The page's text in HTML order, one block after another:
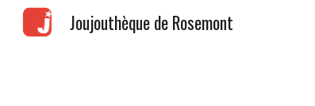
Joujouthèque de Rosemont